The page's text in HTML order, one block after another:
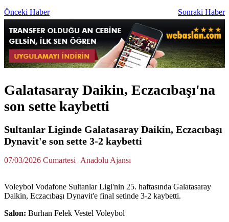
Önceki Haber Sonraki Haber
Galatasaray Daikin, Eczacıbaşı'na
son sette kaybetti
Sultanlar Liginde Galatasaray Daikin, Eczacıbaşı
Dynavit'e son sette 3-2 kaybetti
07/03/2026 Cumartesi Anadolu Ajansı
Voleybol Vodafone Sultanlar Ligi'nin 25. haftasında Galatasaray
Daikin, Eczacıbaşı Dynavit'e final setinde 3-2 kaybetti.
Salon: Burhan Felek Vestel Voleybol